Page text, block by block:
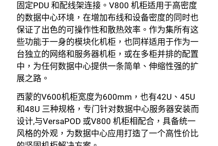
固定PDU 和配线架连接。V800 机柜适用于高密度
的数据中心环境，在增加布线和设备密度的同时也
保证了出色的可操作性和散热效率。作为集所有这
些功能于一身的模块化机柜，也同样适用于作为一
台独立的网络和服务器机柜，或在多柜并排的配置
中，为任何数据中心提供一条简单、伸缩性强的扩
展之路。
西蒙的V600机柜宽度为600mm，也有42U、45U
和48U 三种规格，专门针对数据中心服务器安装而
设计,与VersaPOD 或V800 机柜相配合，具备统一
风格的外观，为数据中心应用打造了一个高性价比